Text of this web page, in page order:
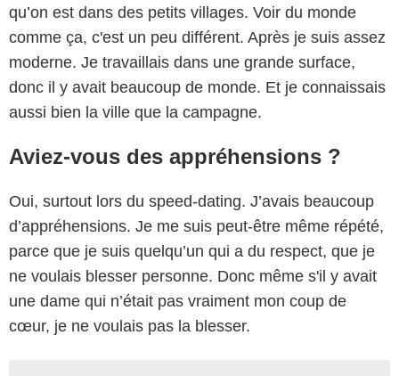
qu’on est dans des petits villages. Voir du monde
comme ça, c'est un peu différent. Après je suis assez
moderne. Je travaillais dans une grande surface,
donc il y avait beaucoup de monde. Et je connaissais
aussi bien la ville que la campagne.
Aviez-vous des appréhensions ?
Oui, surtout lors du speed-dating. J’avais beaucoup
d’appréhensions. Je me suis peut-être même répété,
parce que je suis quelqu’un qui a du respect, que je
ne voulais blesser personne. Donc même s'il y avait
une dame qui n’était pas vraiment mon coup de
cœur, je ne voulais pas la blesser.